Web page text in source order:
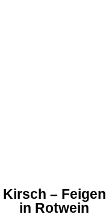
Kirsch – Feigen
in Rotwein